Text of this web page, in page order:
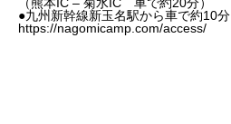
●九州新幹線新玉名駅から車で約10分
https://nagomicamp.com/access/